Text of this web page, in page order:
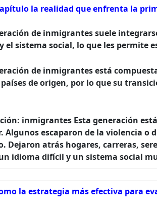
la realidad que enfrenta la
de inmigrantes suele
el sistema social, lo que les permite
de inmigrantes está
de origen, por lo que su
inmigrantes Esta generación
Algunos escaparon de la violencia
Dejaron atrás hogares, carreras,
idioma difícil y un sistema social
la estrategia más efectiva para